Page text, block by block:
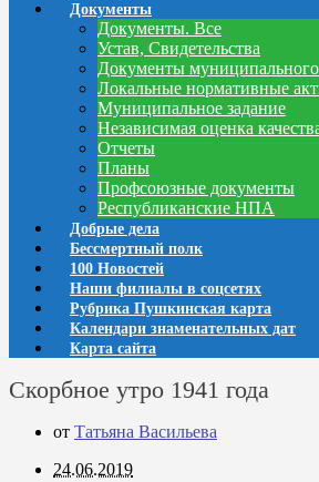
Документы
Документы. Все
Устав, Свидетельства
Документы
Локальные нормативные
Муниципальное задание
Независимая оценка
Отчеты
Планы
Профсоюзные документы
Республиканские НПА
Добрые дела
Бессмертный полк
100 Новостей
Наши филиалы в соцсетях
Рубрика Пушкинская карта
Календари знаменательных дат
Карта сайта
Скорбное утро 1941 года
от Татьяна Васильева
24.06.2019